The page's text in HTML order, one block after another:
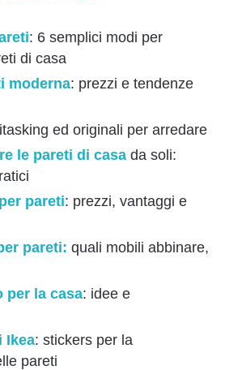
: 6 semplici modi per
di casa
moderna: prezzi e tendenze
ed originali per arredare
le pareti di casa da soli:
pareti: prezzi, vantaggi e
pareti: quali mobili abbinare,
per la casa: idee e
Ikea: stickers per la
pareti